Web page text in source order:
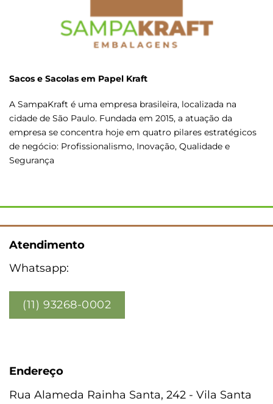
Sacos e Sacolas em Papel Kraft
A SampaKraft é uma empresa brasileira, localizada na
cidade de São Paulo. Fundada em 2015, a atuação da
empresa se concentra hoje em quatro pilares estratégicos
de negócio: Profissionalismo, Inovação, Qualidade e
Segurança
Atendimento
Whatsapp:
(11) 93268-0002
Endereço
Rua Alameda Rainha Santa, 242 - Vila Santa